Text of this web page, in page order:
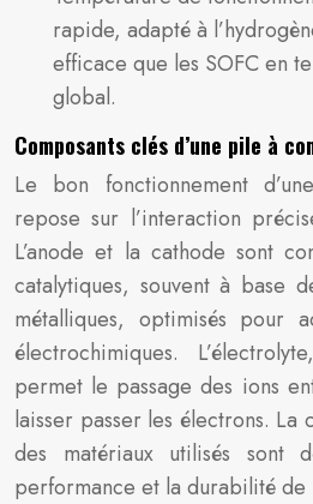
rapide, adapté à
efficace que les SOFC en
global.
Composants clés d’une pile à
Le bon fonctionnement
repose sur l’interaction
L’anode et la cathode sont
catalytiques, souvent à base
métalliques, optimisés pour
électrochimiques.
permet le passage des ions
laisser passer les électrons.
des matériaux utilisés sont
performance et la durabilité de